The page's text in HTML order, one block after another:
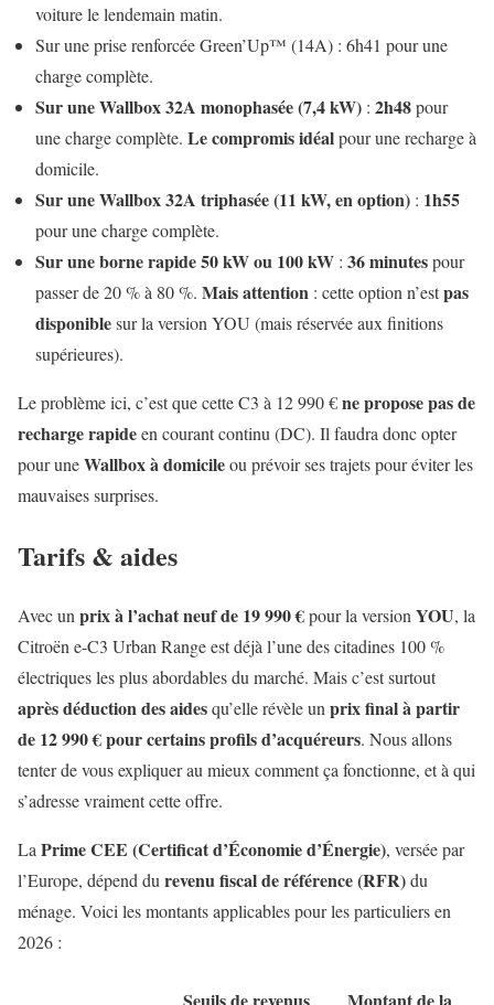
voiture le lendemain matin.
Sur une prise renforcée Green’Up™ (14A) : 6h41 pour une
charge complète.
Sur une Wallbox 32A monophasée (7,4 kW) : 2h48pour
une charge complète. Le compromis idéalpour une recharge à
domicile.
Sur une Wallbox 32A triphasée (11 kW, en option) : 1h55
pour une charge complète.
Sur une borne rapide 50 kW ou 100 kW : 36 minutespour
passer de 20 % à 80 %. Mais attention : cette option n’estpas
disponiblesur la version YOU (mais réservée aux finitions
supérieures).
Le problème ici, c’est que cette C3 à 12 990 €ne propose pas de
recharge rapideen courant continu (DC). Il faudra donc opter
pour uneWallbox à domicileou prévoir ses trajets pour éviter les
mauvaises surprises.
Tarifs & aides
Avec unprix à l’achat neuf de 19 990 €pour la versionYOU, la
Citroën e-C3 Urban Range est déjà l’une des citadines 100 %
électriques les plus abordables du marché. Mais c’est surtout
après déduction des aidesqu’elle révèle unprix final à partir
de 12 990 €pour certains profilsd’acquéreurs. Nous allons
tenter de vous expliquer au mieux comment ça fonctionne, et à qui
s’adresse vraiment cette offre.
LaPrime CEE (Certificat d’Économie d’Énergie), versée par
l’Europe, dépend durevenu fiscal de référence (RFR)du
ménage. Voici les montants applicables pour les particuliers en
2026 :